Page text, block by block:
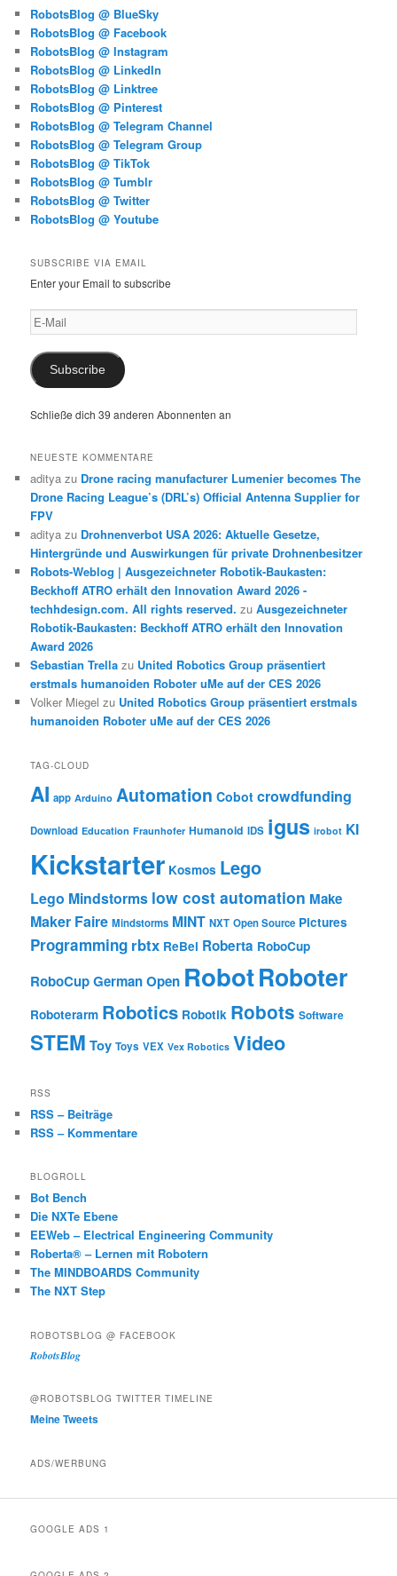
RobotsBlog @ BlueSky
RobotsBlog @ Facebook
RobotsBlog @ Instagram
RobotsBlog @ LinkedIn
RobotsBlog @ Linktree
RobotsBlog @ Pinterest
RobotsBlog @ Telegram Channel
RobotsBlog @ Telegram Group
RobotsBlog @ TikTok
RobotsBlog @ Tumblr
RobotsBlog @ Twitter
RobotsBlog @ Youtube
SUBSCRIBE VIA EMAIL
Enter your Email to subscribe
E-
Mail
Subscribe
Schließe dich 39 anderen Abonnenten an
NEUESTE KOMMENTARE
aditya zu Drone racing manufacturer Lumenier becomes The
Drone Racing League’s (DRL’s) Official Antenna Supplier for
FPV
aditya zu Drohnenverbot USA 2026: Aktuelle Gesetze,
Hintergründe und Auswirkungen für private Drohnenbesitzer
Robots-Weblog | Ausgezeichneter Robotik-Baukasten:
Beckhoff ATRO erhält den Innovation Award 2026 -
techhdesign.com. All rights reserved. zuAusgezeichneter
Robotik-Baukasten: Beckhoff ATRO erhält den Innovation
Award 2026
Sebastian Trella zu United Robotics Group präsentiert
erstmals humanoiden Roboter uMe auf der CES 2026
Volker Miegel zu United Robotics Group präsentiert erstmals
humanoiden Roboter uMe auf der CES 2026
TAG-CLOUD
AI app Arduino Automation Cobot crowdfunding
Download Education Fraunhofer Humanoid IDS igus irobot KI
Kickstarter Kosmos Lego
Lego Mindstorms low cost automation Make
Maker Faire Mindstorms MINT NXT Open Source Pictures
Programming rbtx ReBel Roberta RoboCup
RoboCup German Open RobotRoboter
Roboterarm Robotics Robotik Robots Software
STEM Toy Toys VEX Vex Robotics Video
RSS
RSS – Beiträge
RSS – Kommentare
BLOGROLL
Bot Bench
Die NXTe Ebene
EEWeb – Electrical Engineering Community
Roberta® – Lernen mit Robotern
The MINDBOARDS Community
The NXT Step
ROBOTSBLOG @ FACEBOOK
RobotsBlog
@ROBOTSBLOG TWITTER TIMELINE
Meine Tweets
ADS/WERBUNG
GOOGLE ADS 1